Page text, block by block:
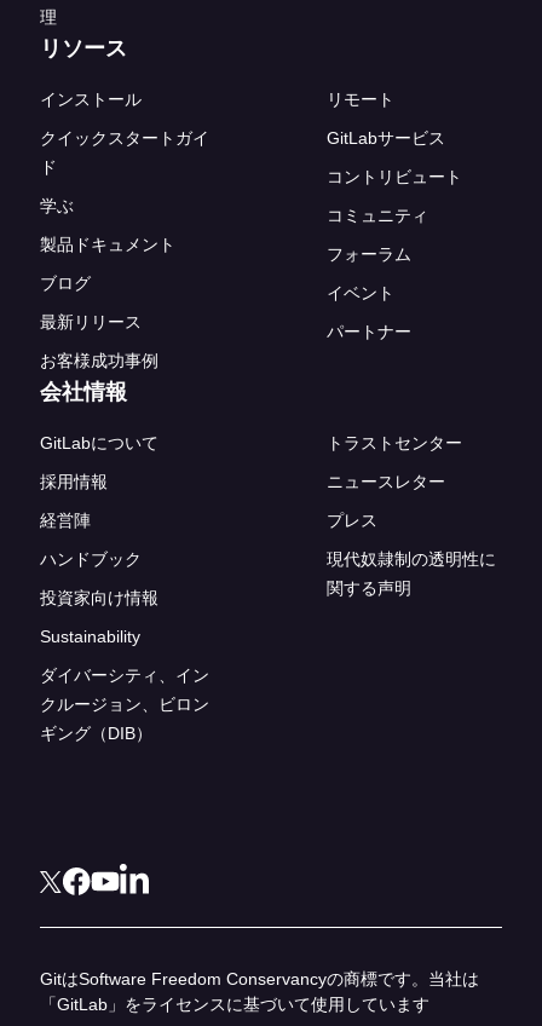
理
リソース
インストール
クイックスタートガイ
ド
学ぶ
製品ドキュメント
ブログ
最新リリース
お客様成功事例
リモート
GitLabサービス
コントリビュート
コミュニティ
フォーラム
イベント
パートナー
会社情報
GitLabについて
採用情報
経営陣
ハンドブック
投資家向け情報
Sustainability
ダイバーシティ、イン
クルージョン、ビロン
ギング（DIB）
トラストセンター
ニュースレター
プレス
現代奴隷制の透明性に
関する声明
GitはSoftware Freedom Conservancyの商標です。当社は
「GitLab」をライセンスに基づいて使用しています